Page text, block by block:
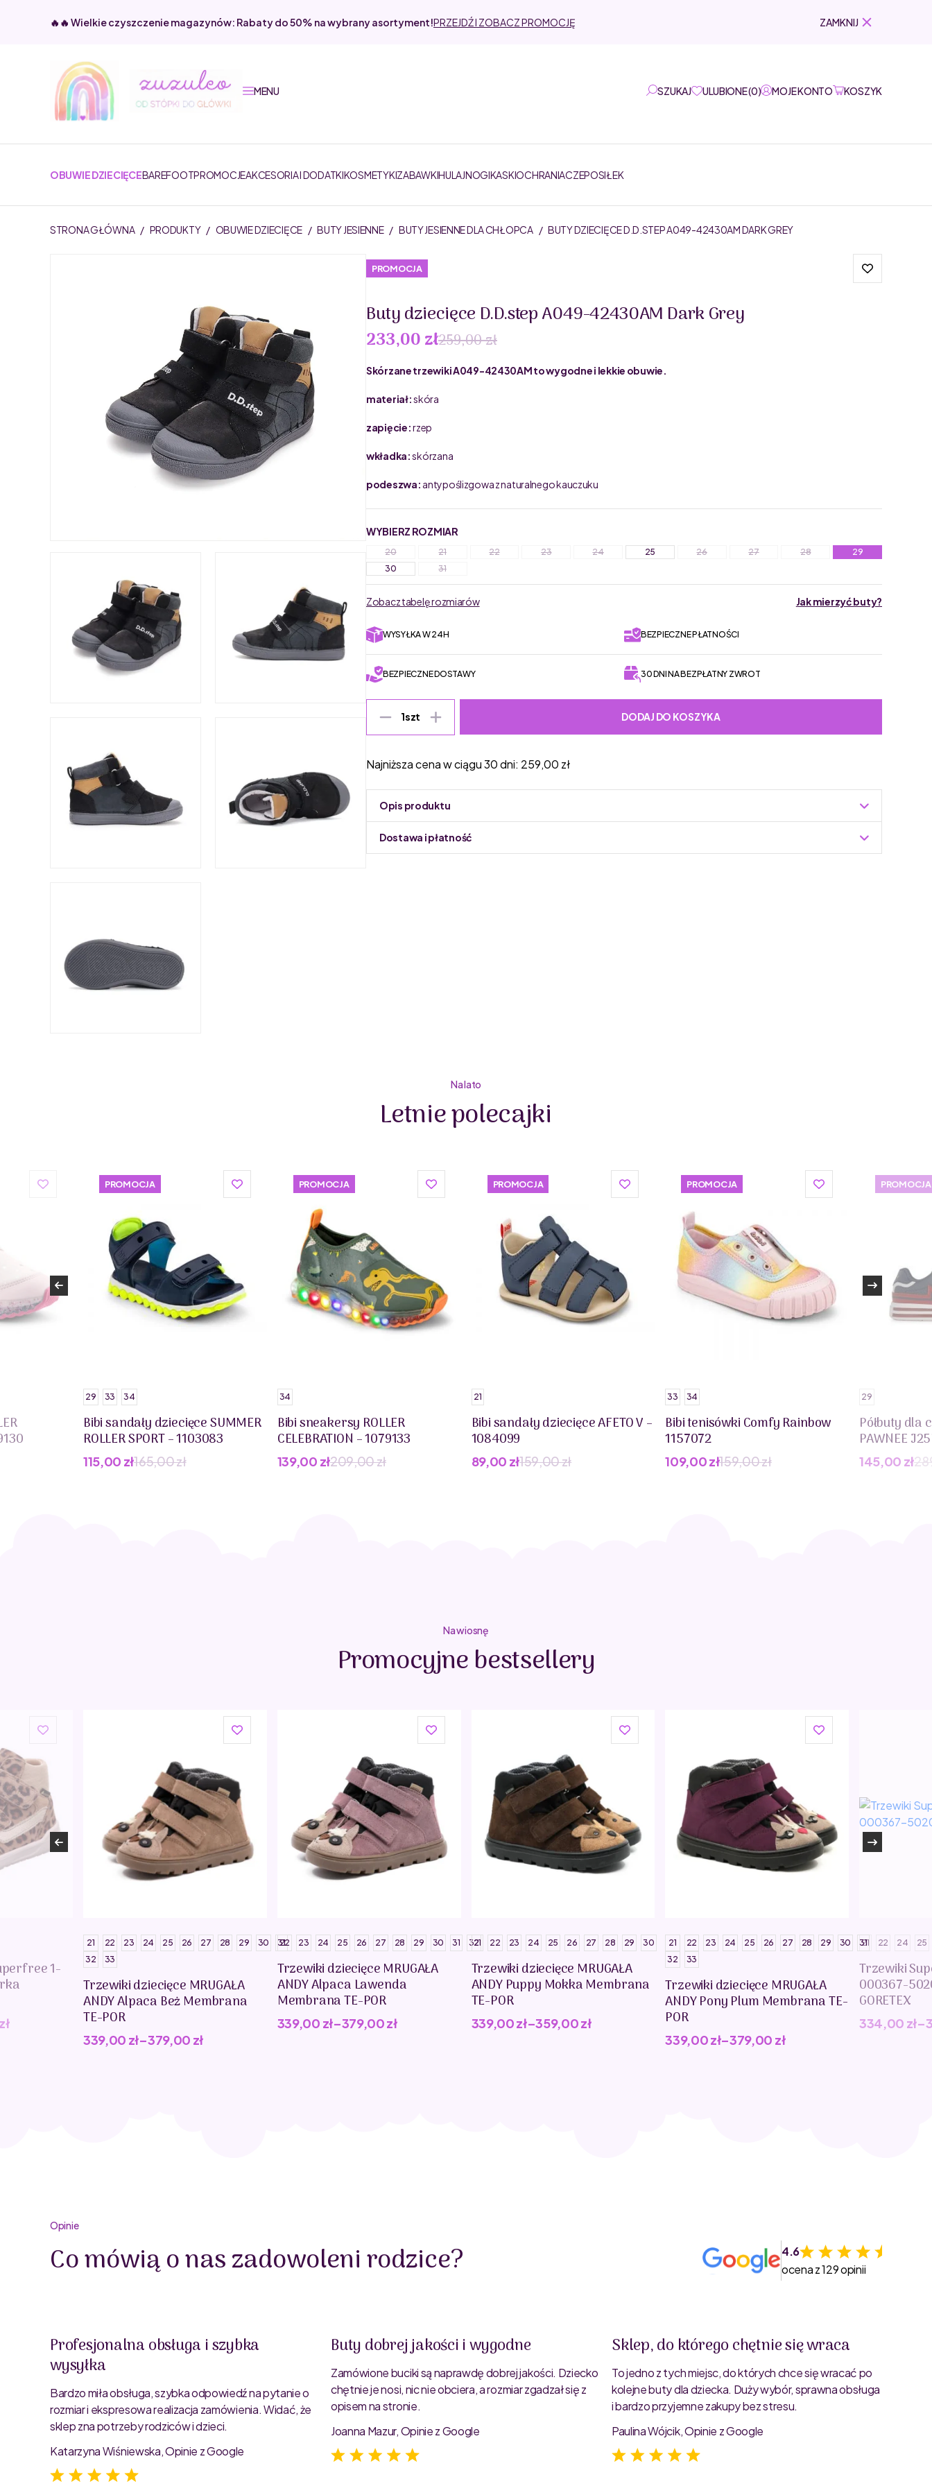
🔥🔥 Wielkie czyszczenie magazynów: Rabaty do 50% na wybrany asortyment!PRZEJDŹ I ZOBACZ PROMOCJĘ ZAMKNIJ
MENU SZUKAJ ULUBIONE(0) MOJE KONTO KOSZYK
OBUWIE DZIECIĘCEBAREFOOTPROMOCJEAKCESORIA I DODATKIKOSMETYKIZABAWKIHULAJNOGIKASKIOCHRANIACZEPOSIŁEK
STRONA GŁÓWNA / PRODUKTY / OBUWIE DZIECIĘCE / BUTY JESIENNE / BUTY JESIENNE DLA CHŁOPCA / BUTY DZIECIĘCE D.D.STEP A049-42430AM DARK GREY
PROMOCJA
Buty dziecięce D.D.step A049-42430AM Dark Grey
233,00 zł259,00 zł
Skórzane trzewiki A049-42430AM to wygodne i lekkie obuwie.
materiał:skóra
zapięcie:rzep
wkładka:skórzana
podeszwa: antypoślizgowa z naturalnego kauczuku
WYBIERZ ROZMIAR
20 21 22 23 24 25 26 27 28
29
30
31
Zobacz tabelę rozmiarów Jak mierzyć buty?
WYSYŁKA W 24H BEZPIECZNE PŁATNOŚCI
BEZPIECZNE DOSTAWY 30 DNI NA BEZPŁATNY ZWROT
1szt DODAJ DO KOSZYKA
Najniższa cena w ciągu 30 dni: 259,00 zł
Opis produktu
Wybrane modele posiadają świecące podeszwy, uwielbiane zarówno przez dzieci (migające światełka
Zapięcie na rzep ułatwia ich zakładanie i ściąganie oraz uczy dzieci samodzielności.
Dostawa i płatność
Na lato
Letnie polecajki
PROMOCJA
29 33 34
Bibi sandały dziecięce SUMMER
ROLLER SPORT – 1103083
165,00zł
Pierwotna
115,00 zł
Aktualna
PROMOCJA
34
Bibi sneakersy ROLLER
CELEBRATION – 1079133
209,00zł
Pierwotna
139,00 zł
Aktualna
PROMOCJA
21
Bibi sandały dziecięce AFETO V –
1084099
159,00zł
Pierwotna
89,00 zł
Aktualna
PROMOCJA
33 34
Bibi tenisówki Comfy Rainbow
1157072
159,00zł
Pierwotna
109,00zł
Aktualna
PROMOCJA
29
Półbuty dla
PAWNEE
Pierwotna
145,00 zł
Aktualna
Na wiosnę
Promocyjne bestsellery
1-
21 22 23 24 25 26 27 28 29 30
31
32
33
Trzewiki dziecięce MRUGAŁA
ANDY Alpaca Beż Membrana
TE-POR
339,00 zł–379,00 zł
22 23 24 25 26 27 28 29 30 31 32
Trzewiki dziecięce MRUGAŁA
ANDY Alpaca Lawenda
Membrana TE-POR
339,00 zł–379,00zł
21 22 23 24 25 26 27 28 29 30
Trzewiki dziecięce MRUGAŁA
ANDY Puppy Mokka Membrana
TE-POR
339,00zł–359,00zł
21 22 23 24 25 26 27 28 29 30
31
32
33
Trzewiki dziecięce MRUGAŁA
ANDY Pony Plum Membrana TE-
POR
339,00zł–379,00 zł
21 22 24 25
Trzewiki
000367-
GORETEX
334,00 zł–
Opinie
Co mówią o nas zadowoleni rodzice?
4.6
ocena z 129 opinii
Profesjonalna obsługa i szybka
wysyłka
Bardzo miła obsługa, szybka odpowiedź na pytanie o
rozmiar i ekspresowa realizacja zamówienia. Widać, że
sklep zna potrzeby rodziców i dzieci.
Katarzyna Wiśniewska, Opinie z Google
Buty dobrej jakości i wygodne
Zamówione buciki są naprawdę dobrej jakości. Dziecko
chętnie je nosi, nic nie obciera, a rozmiar zgadzał się z
opisem na stronie.
Joanna Mazur, Opinie z Google
Sklep, do którego chętnie się wraca
To jedno z tych miejsc, do których chce się wracać po
kolejne buty dla dziecka. Duży wybór, sprawna obsługa
i bardzo przyjemne zakupy bez stresu.
Paulina Wójcik, Opinie z Google